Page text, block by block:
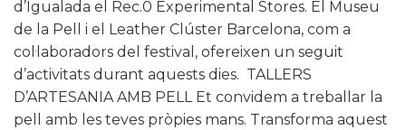
d’Igualada el Rec.0 Experimental Stores. El Museu
de la Pell i el Leather Clúster Barcelona, com a
col·laboradors del festival, ofereixen un seguit
d’activitats durant aquests dies. TALLERS
D’ARTESANIA AMB PELL Et convidem a treballar la
pell amb les teves pròpies mans. Transforma aquest